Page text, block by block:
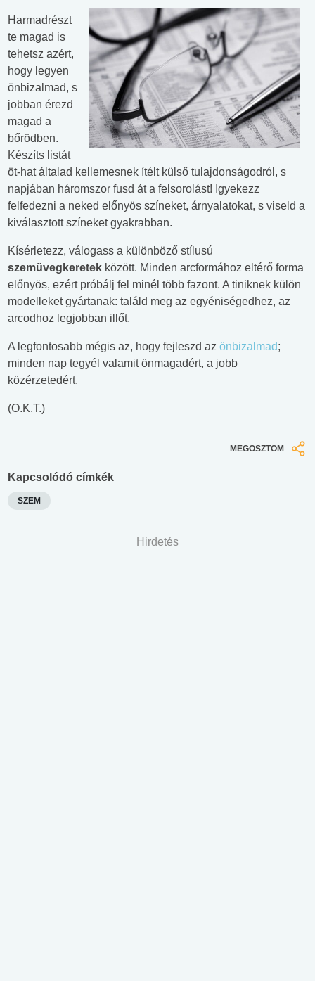
Harmadrészt
te magad is
tehetsz azért,
hogy legyen
önbizalmad, s
jobban érezd
magad a
bőrödben.
Készíts listát
öt-hat általad kellemesnek ítélt külső tulajdonságodról, s
napjában háromszor fusd át a felsorolást! Igyekezz
felfedezni a neked előnyös színeket, árnyalatokat, s viseld a
kiválasztott színeket gyakrabban.
Kísérletezz, válogass a különböző stílusú
szemüvegkeretek között. Minden arcformához eltérő forma
előnyös, ezért próbálj fel minél több fazont. A tiniknek külön
modelleket gyártanak: találd meg az egyéniségedhez, az
arcodhoz legjobban illőt.
A legfontosabb mégis az, hogy fejleszd az önbizalmad;
minden nap tegyél valamit önmagadért, a jobb
közérzetedért.
(O.K.T.)
MEGOSZTOM
Kapcsolódó címkék
SZEM
Hirdetés